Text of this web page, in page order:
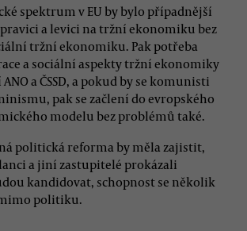
spektrum v EU by bylo případnější
a levici na tržní ekonomiku bez
tržní ekonomiku. Pak potřeba
a sociální aspekty tržní ekonomiky
a ČSSD, a pokud by se komunisti
pak se začlení do evropského
modelu bez problémů také.
politická reforma by měla zajistit,
a jiní zastupitelé prokázali
kandidovat, schopnost se několik
politiku.